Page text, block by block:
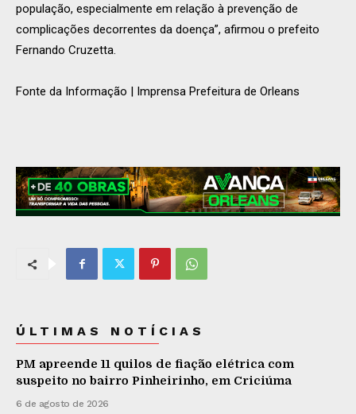
população, especialmente em relação à prevenção de
complicações decorrentes da doença”, afirmou o prefeito
Fernando Cruzetta.
Fonte da Informação | Imprensa Prefeitura de Orleans
ÚLTIMAS NOTÍCIAS
PM apreende 11 quilos de fiação elétrica com
suspeito no bairro Pinheirinho, em Criciúma
6 de agosto de 2026